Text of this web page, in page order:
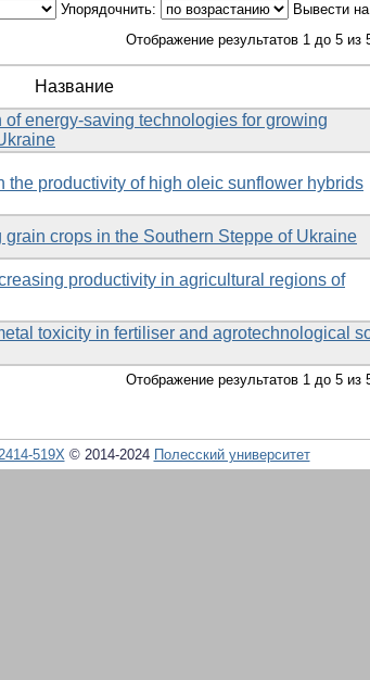
Упорядочнить: Вывести
Отображение результатов 1 до 5 из
Название
energy-saving technologies for growing
the productivity of high oleic sunflower hybrids
grain crops in the Southern Steppe of Ukraine
productivity in agricultural regions of
toxicity in fertiliser and agrotechnological
Отображение результатов 1 до 5 из
519X© 2014-2024 Полесский университет